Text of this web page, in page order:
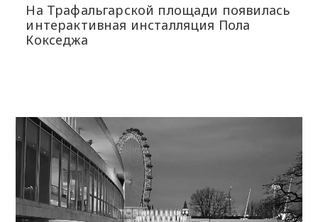
На Трафальгарской площади появилась
интерактивная инсталляция Пола
Кокседжа